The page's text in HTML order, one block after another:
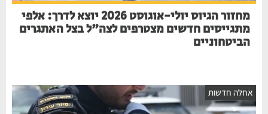
מחזור הגיוס יולי-אוגוסט 2026 יוצא לדרך: אלפי
מתגייסים חדשים מצטרפים לצה"ל בצל האתגרים
הביטחוניים
חדשות